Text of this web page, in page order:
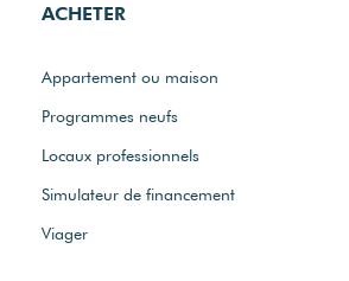
ACHETER
Appartement ou maison
Programmes neufs
Locaux professionnels
Simulateur de financement
Viager